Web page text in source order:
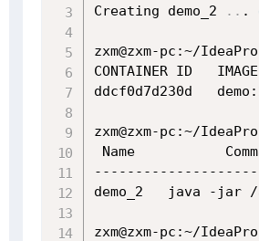
Creating demo_2
.. .
zxm@zxm-pc:~/
CONTAINER ID
ddcf0d7d230d
zxm@zxm-pc:~/
Name
demo_2   java -jar
zxm@zxm-pc:~/